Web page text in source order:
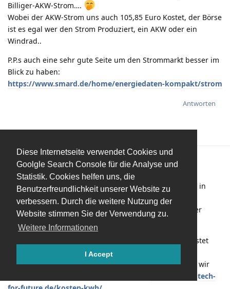
Diese Internetseite verwendet Cookies und
Goolgle Search Console für die Analyse und
Statistik. Cookies helfen uns, die
Benutzerfreundlichkeit unserer Website zu
verbessern. Durch die weitere Nutzung der
Website stimmen Sie der Verwendung zu.
Weitere Informationen
I Accept
Billiger-AKW-Strom….
Wobei der AKW-Strom uns auch 105,85 Euro Kostet, der Börse
ist es egal wer den Strom Produziert, ein AKW oder ein
Windrad..
P.P.s auch eine sehr gute Seite um den Strommarkt besser im
Blick zu haben:
https://www.smard.de/home/energiedaten-kompakt/strom
Antworten
Master67 10. Feb 2025
Was Kostet eigentlich die Erzeugung einer MwH Strom in
Deutschland?
Verdienen wir wirklich Geld wenn wir 130€/MwH bei der
Nein…., ziehen wir mal die Kosten für die AKWs ab, Kostet
uns die Erzeugung einer MwH runde 860 Euro, also
0,86€/kWh, wir können das nicht wirklich trennen, weil wir
https://www.tech-